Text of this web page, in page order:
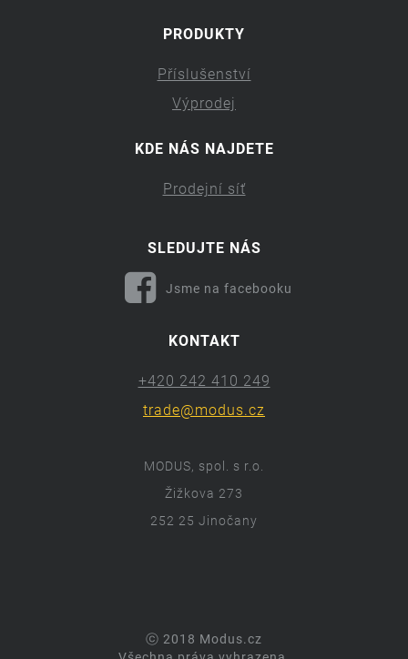
PRODUKTY
Příslušenství
Výprodej
KDE NÁS NAJDETE
Prodejní síť
SLEDUJTE NÁS
Jsme na facebooku
KONTAKT
+420 242 410 249
trade@modus.cz
MODUS, spol. s r.o.
Žižkova 273
252 25 Jinočany
ⓒ 2018 Modus.cz